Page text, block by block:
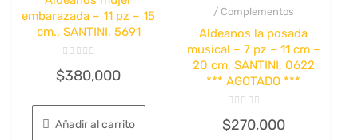
embarazada – 11 pz – 15
cm., SANTINI, 5691
con
5
$380,000
Añadir al carrito
/ Complementos
Aldeanos la posada
musical – 7 pz – 11 cm –
20 cm, SANTINI, 0622
*** AGOTADO ***
con
$270,000